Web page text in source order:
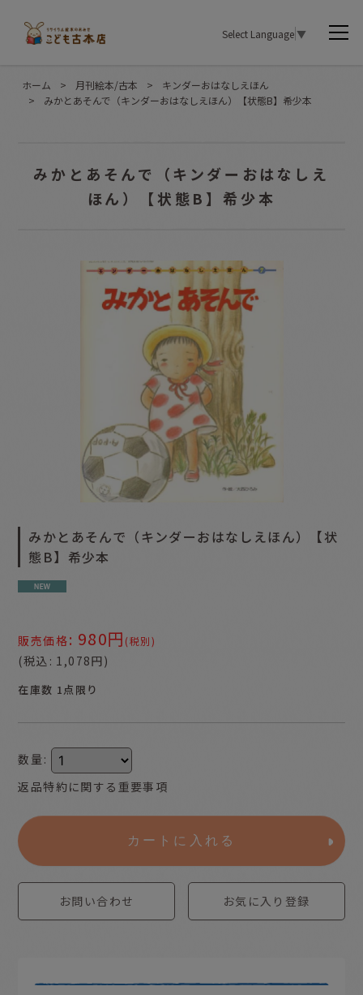
Select Language▼
ホーム > 月刊絵本/古本 >
キンダーおはなしえほん
>
みかとあそんで（キンダーおはなしえほん）【状態B】希少本
みかとあそんで（キンダーおはなしえ
ほん）【状態B】希少本
みかとあそんで（キンダーおはなしえほん）【状
態B】希少本
販売価格: 980円 (税別)
(税込 : 1,078円)
在庫数 1点限り
数量 :
返品特約に関する重要事項
カートに入れる
お問い合わせ お気に入り登録